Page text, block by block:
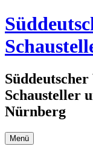
Zum
Inhalt
springen
Schausteller
Nürnberg
Menü